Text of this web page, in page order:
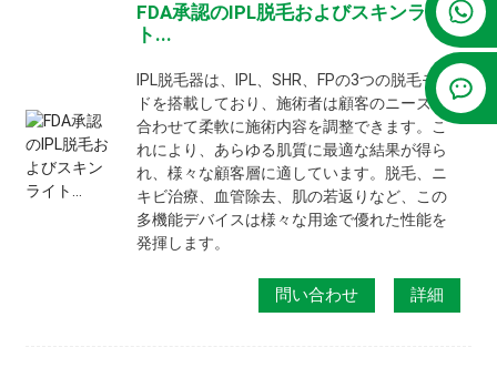
FDA承認のIPL脱毛およびスキンライ
ト...
IPL脱毛器は、IPL、SHR、FPの3つの脱毛モー
ドを搭載しており、施術者は顧客のニーズに
合わせて柔軟に施術内容を調整できます。こ
れにより、あらゆる肌質に最適な結果が得ら
れ、様々な顧客層に適しています。脱毛、ニ
キビ治療、血管除去、肌の若返りなど、この
多機能デバイスは様々な用途で優れた性能を
発揮します。
問い合わせ 詳細